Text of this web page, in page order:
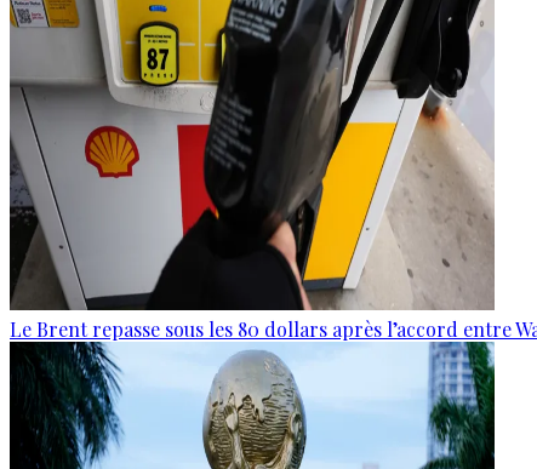
Le Brent repasse sous les 80 dollars après l’accord entre